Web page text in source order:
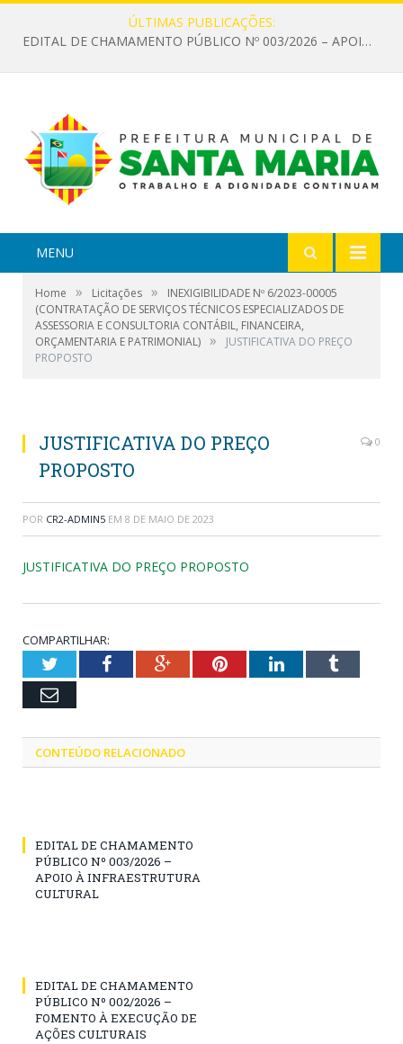
ÚLTIMAS PUBLICAÇÕES:
EDITAL DE CHAMAMENTO PÚBLICO Nº 003/2026 – APOIO À INFRAESTRUTURA CULTURAL
MENU
Home » Licitações »
INEXIGIBILIDADE Nº 6/2023-00005
(CONTRATAÇÃO DE SERVIÇOS TÉCNICOS ESPECIALIZADOS DE
ASSESSORIA E CONSULTORIA CONTÁBIL, FINANCEIRA,
ORÇAMENTARIA E PATRIMONIAL) »
JUSTIFICATIVA DO PREÇO
PROPOSTO
JUSTIFICATIVA DO PREÇO
PROPOSTO
0
POR CR2-ADMIN5 EM 8 DE MAIO DE 2023
JUSTIFICATIVA DO PREÇO PROPOSTO
COMPARTILHAR:
TwitterFacebookGoogle+PinterestLinkedInTumblr
Email
CONTEÚDO RELACIONADO
EDITAL DE CHAMAMENTO
PÚBLICO Nº 003/2026 –
APOIO À INFRAESTRUTURA
CULTURAL
EDITAL DE CHAMAMENTO
PÚBLICO Nº 002/2026 –
FOMENTO À EXECUÇÃO DE
AÇÕES CULTURAIS